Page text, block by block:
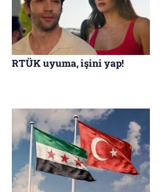
RTÜK uyuma, işini yap!